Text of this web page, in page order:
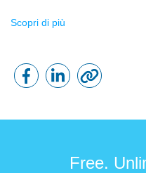
Scopri di più
Free.